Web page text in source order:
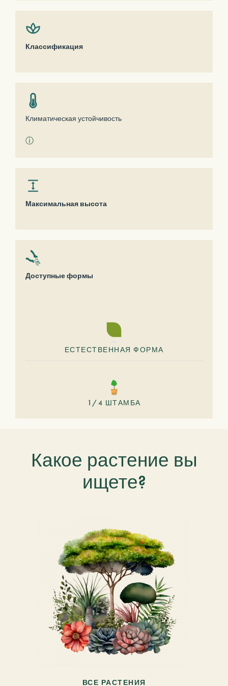
Классификация
Климатическая устойчивость
ⓘ
Максимальная высота
Доступные формы
ЕСТЕСТВЕННАЯ ФОРМА
1/4 ШТАМБА
Какое растение вы
ищете?
ВСЕ РАСТЕНИЯ